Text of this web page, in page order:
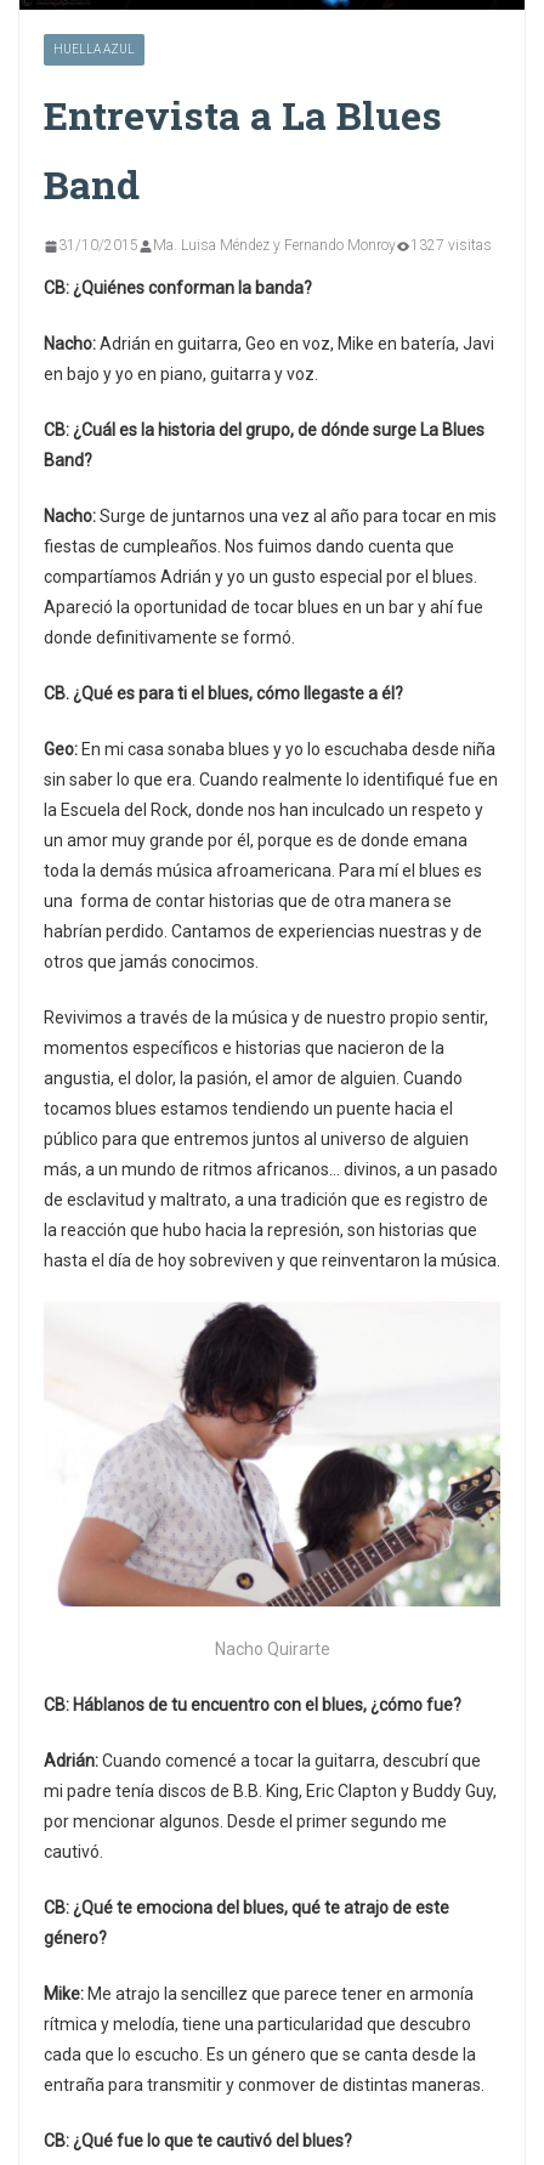
HUELLA AZUL
Entrevista a La Blues
Band
31/10/2015 Ma. Luisa Méndez y Fernando Monroy 1327 visitas
CB: ¿Quiénes conforman la banda?
Nacho:Adrián en guitarra, Geo en voz, Mike en batería, Javi
en bajo y yo en piano, guitarra y voz.
CB: ¿Cuál es la historia del grupo, de dónde surge La Blues
Band?
Nacho:Surge de juntarnos una vez al año para tocar en mis
fiestas de cumpleaños. Nos fuimos dando cuenta que
compartíamos Adrián y yo un gusto especial por el blues.
Apareció la oportunidad de tocar blues en un bar y ahí fue
donde definitivamente se formó.
CB. ¿Qué es para ti el blues, cómo llegaste a él?
Geo: En mi casa sonaba blues y yo lo escuchaba desde niña
sin saber lo que era. Cuando realmente lo identifiqué fue en
la Escuela del Rock, donde nos han inculcado un respeto y
un amor muy grande por él, porque es de donde emana
toda la demás música afroamericana. Para mí el blues es
una forma de contar historias que de otra manera se
habrían perdido. Cantamos de experiencias nuestras y de
otros que jamás conocimos.
Revivimos a través de la música y de nuestro propio sentir,
momentos específicos e historias que nacieron de la
angustia, el dolor, la pasión, el amor de alguien. Cuando
tocamos blues estamos tendiendo un puente hacia el
público para que entremos juntos al universo de alguien
más, a un mundo de ritmos africanos… divinos, a un pasado
de esclavitud y maltrato, a una tradición que es registro de
la reacción que hubo hacia la represión, son historias que
hasta el día de hoy sobreviven y que reinventaron la música.
Nacho Quirarte
CB: Háblanos de tu encuentro con el blues, ¿cómo fue?
Adrián:Cuando comencé a tocar la guitarra, descubrí que
mi padre tenía discos de B.B. King, Eric Clapton y Buddy Guy,
por mencionar algunos. Desde el primer segundo me
cautivó.
CB: ¿Qué te emociona del blues, qué te atrajo de este
género?
Mike:Me atrajo la sencillez que parece tener en armonía
rítmica y melodía, tiene una particularidad que descubro
cada que lo escucho. Es un género que se canta desde la
entraña para transmitir y conmover de distintas maneras.
CB: ¿Qué fue lo que te cautivó del blues?